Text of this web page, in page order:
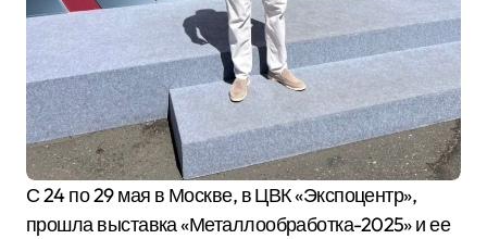
С 24 по 29 мая в Москве, в ЦВК «Экспоцентр»,
прошла выставка «Металлообработка-2025» и ее